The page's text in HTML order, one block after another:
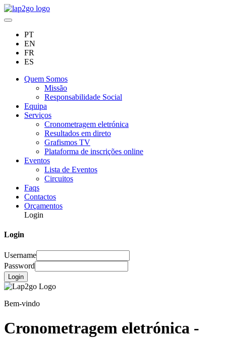
PT
EN
FR
ES
Quem Somos
Missão
Responsabilidade Social
Equipa
Serviços
Cronometragem eletrónica
Resultados em direto
Grafismos TV
Plataforma de inscrições online
Eventos
Lista de Eventos
Circuitos
Faqs
Contactos
Orçamentos
Login
Login
Username
Password
Login
Bem-vindo
Cronometragem eletrónica -